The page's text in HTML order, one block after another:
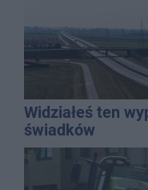
Widziałeś ten
świadków